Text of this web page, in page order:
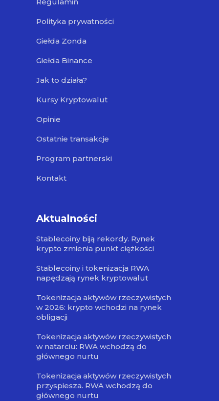
Polityka prywatności
Giełda Zonda
Giełda Binance
Jak to działa?
Kursy Kryptowalut
Opinie
Ostatnie transakcje
Program partnerski
Kontakt
Aktualności
Stablecoiny biją rekordy. Rynek
krypto zmienia punkt ciężkości
Stablecoiny i tokenizacja RWA
napędzają rynek kryptowalut
Tokenizacja aktywów rzeczywistych
w 2026: krypto wchodzi na rynek
obligacji
Tokenizacja aktywów rzeczywistych
w natarciu: RWA wchodzą do
głównego nurtu
Tokenizacja aktywów rzeczywistych
przyspiesza. RWA wchodzą do
głównego nurtu